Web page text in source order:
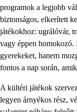
programok a legjobb
biztonságos, elkerített
játékokhoz: ugrálóvár,
vagy éppen homokozó.
gyerekeket, hanem
fontos a nap során,
A kültéri játékok
legyen árnyékos rész,